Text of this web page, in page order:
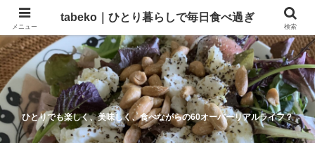
ひとりでも楽しく、美味しく、食べながらの60オーバーリアルライフ？
メニュー
tabeko｜ひとり暮らしで毎日食べ過ぎ
検索